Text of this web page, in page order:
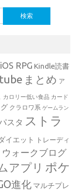
iOS RPG Kindle読書
まとめ ア
カロリー低い食品 カード
クラロワ系 ゲームラン
スタ ストラ
イエット
トレーディ
ウォークブログ
アプリ ポケ
進化 マルチプレ